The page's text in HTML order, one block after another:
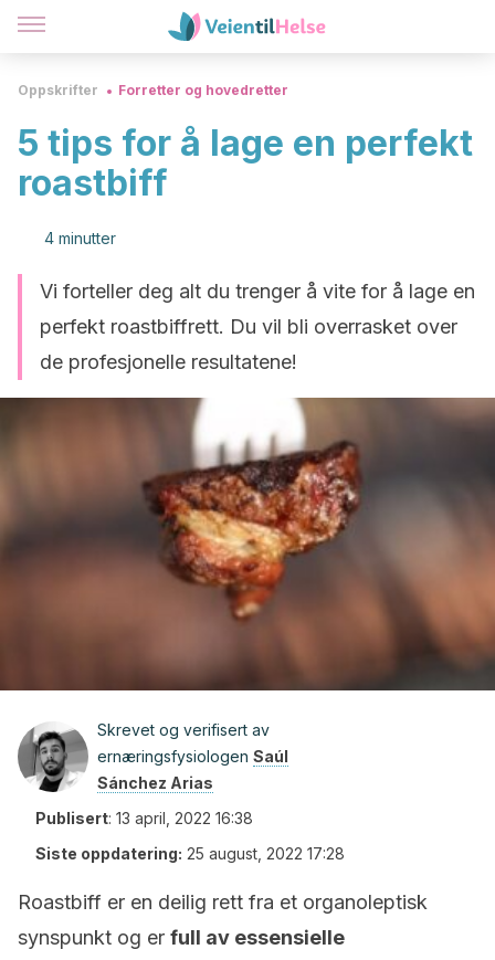
Oppskrifter Forretter og hovedretter
5 tips for å lage en perfekt
roastbiff
4 minutter
Vi forteller deg alt du trenger å vite for å lage en
perfekt roastbiffrett. Du vil bli overrasket over
de profesjonelle resultatene!
Skrevet og verifisert av
ernæringsfysiologen Saúl
Sánchez Arias
Publisert: 13 april, 2022 16:38
Siste oppdatering: 25 august, 2022 17:28
Roastbiff er en deilig rett fra et organoleptisk
synspunkt og er full av essensielle